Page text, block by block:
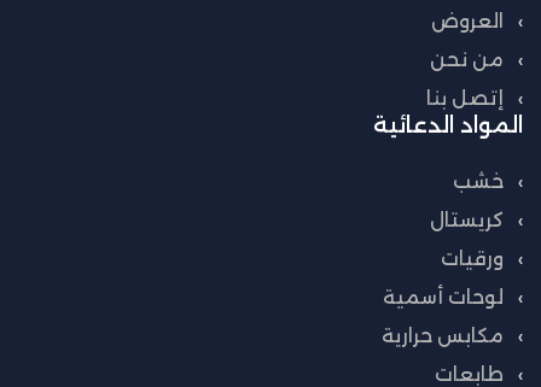
العروض
من نحن
إتصل بنا
المواد الدعائية
خشب
كريستال
ورقيات
لوحات أسمية
مكابس حرارية
طابعات